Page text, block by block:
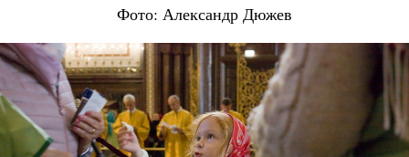
Фото: Александр Дюжев